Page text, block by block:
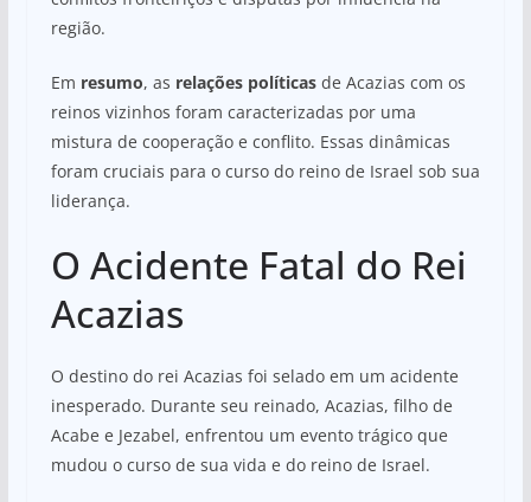
região.
Em resumo, as relações políticasde Acazias com os
reinos vizinhos foram caracterizadas por uma
mistura de cooperação e conflito. Essas dinâmicas
foram cruciais para o curso do reino de Israel sob sua
liderança.
O Acidente Fatal do Rei
Acazias
O destino do rei Acazias foi selado em um acidente
inesperado. Durante seu reinado, Acazias, filho de
Acabe e Jezabel, enfrentou um evento trágico que
mudou o curso de sua vida e do reino de Israel.